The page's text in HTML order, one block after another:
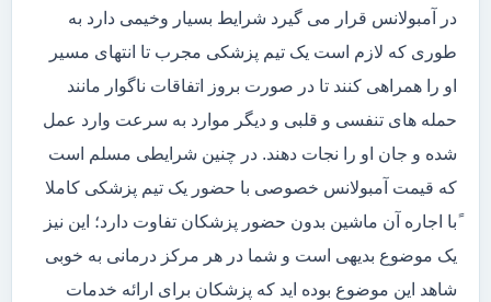
در آمبولانس قرار می گیرد شرایط بسیار وخیمی دارد به
طوری که لازم است یک تیم پزشکی مجرب تا انتهای مسیر
او را همراهی کنند تا در صورت بروز اتفاقات ناگوار مانند
حمله های تنفسی و قلبی و دیگر موارد به سرعت وارد عمل
شده و جان او را نجات دهند. در چنین شرایطی مسلم است
که قیمت آمبولانس خصوصی با حضور یک تیم پزشکی کاملا
ًبا اجاره آن ماشین بدون حضور پزشکان تفاوت دارد؛ این نیز
یک موضوع بدیهی است و شما در هر مرکز درمانی به خوبی
شاهد این موضوع بوده اید که پزشکان برای ارائه خدمات